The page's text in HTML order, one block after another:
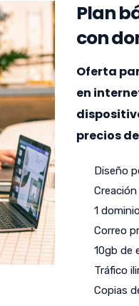
Plan
con
Oferta
en
precios
Diseño
1
Correo
10gb de
Tráfico
Copias